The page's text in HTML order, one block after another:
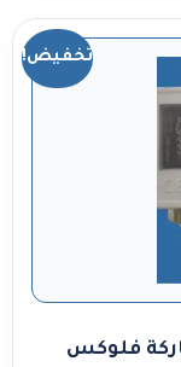
تخفيض!
فلوكس